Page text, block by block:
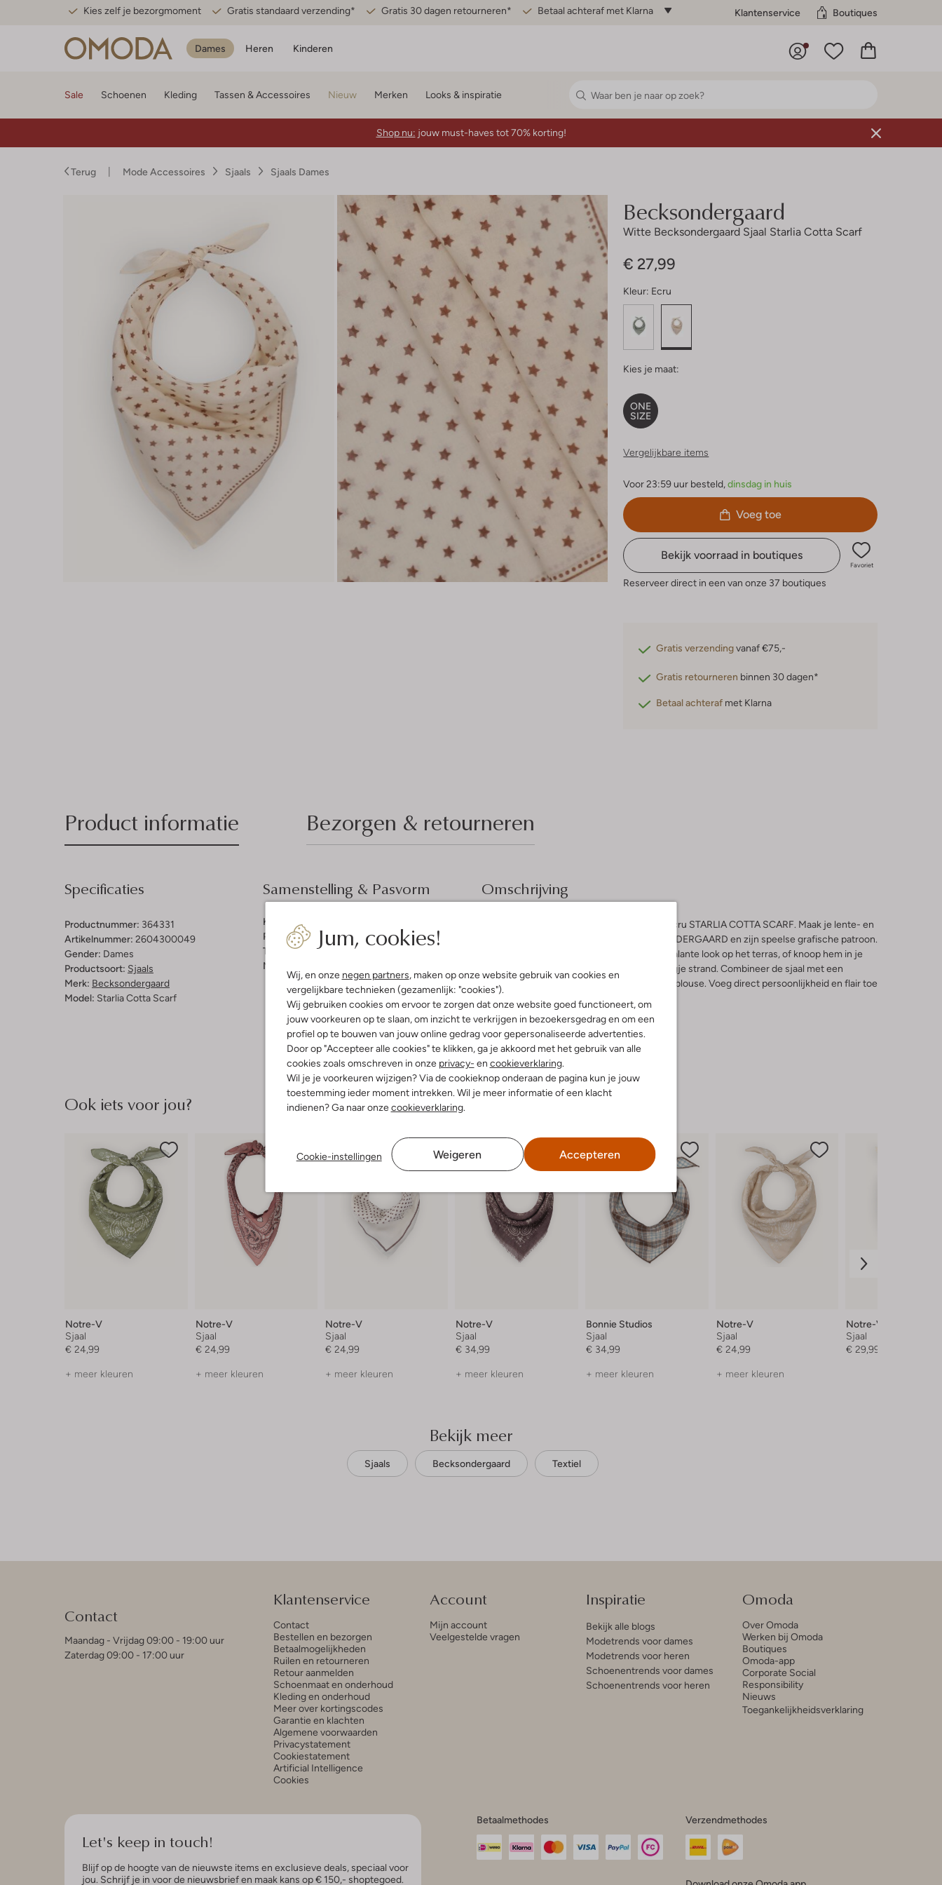
Kies zelf je bezorgmoment Gratis standaard verzending* Gratis 30 dagen retourneren* Betaal achteraf met Klarna Klantenservice Boutiques
Dames Heren Kinderen
Jum, cookies!
Wij, en onze negen partners, maken op onze website gebruik van cookies en
vergelijkbare technieken (gezamenlijk: "cookies").
Wij gebruiken cookies om ervoor te zorgen dat onze website goed functioneert, om
jouw voorkeuren op te slaan, om inzicht te verkrijgen in bezoekersgedrag en om een
profiel op te bouwen van jouw online gedrag voor gepersonaliseerde advertenties.
Door op "Accepteer alle cookies" te klikken, ga je akkoord met het gebruik van alle
cookies zoals omschreven in onze privacy- en cookieverklaring.
Wil je je voorkeuren wijzigen? Via de cookieknop onderaan de pagina kun je jouw
toestemming ieder moment intrekken. Wil je meer informatie of een klacht
indienen? Ga naar onzecookieverklaring.
Cookie-instellingen Weigeren Accepteren
Sale Schoenen Kleding Tassen & Accessoires Nieuw Merken Looks & inspiratie
Shop nu: jouw must-haves tot 70% korting!
Terug Mode Accessoires Sjaals Sjaals Dames
Becksondergaard
Witte Becksondergaard Sjaal Starlia Cotta Scarf
€ 27,99
Kleur: Ecru
Kies je maat:
ONE
SIZE
Vergelijkbare items
Voor 23:59 uur besteld, dinsdag in huis
Voeg toe
Bekijk voorraad in boutiques
Favoriet
Reserveer direct in een van onze 37 boutiques
Gratis verzendingvanaf €75,-
Gratis retourneren binnen 30 dagen*
Betaal achteraf met Klarna
Product informatie Bezorgen & retourneren
Specificaties
Productnummer: 364331
Artikelnummer: 2604300049
Gender: Dames
Productsoort: Sjaals
Merk: Becksondergaard
Model: Starlia Cotta Scarf
Samenstelling & Pasvorm
Kleur:
Print:
Grafisch
Trends:Retro Revival
Materiaal buitenkant:
Omschrijving
Geef je outfit een frisse uitstraling met de ecru STARLIA COTTA SCARF. Maak je lente- en
zomeroutfit af met deze sjaal van BECKSONDERGAARD en zijn speelse grafische patroon.
Draag hem losjes om je nek voor een nonchalante look op het terras, of knoop hem in je
haar voor een charmante stijl tijdens een dagje strand. Combineer de sjaal met een
luchtige zomerjurk of een eenvoudige witte blouse. Voeg direct persoonlijkheid en flair toe
aan elke damesgarderobe.
Ook iets voor jou?
Notre-V
Sjaal
€ 24,99
+ meer kleuren
Notre-V
Sjaal
€ 24,99
+ meer kleuren
Notre-V
Sjaal
€ 24,99
+ meer kleuren
Notre-V
Sjaal
€ 34,99
+ meer kleuren
Bonnie Studios
Sjaal
€ 34,99
+ meer kleuren
Notre-V
Sjaal
€ 24,99
+ meer kleuren
Notre-V
Sjaal
€ 29,99
Bekijk meer
Sjaals Becksondergaard Textiel
Contact
Maandag - Vrijdag 09:00 - 19:00 uur
Zaterdag 09:00 - 17:00 uur
Klantenservice
Contact
Bestellen en bezorgen
Betaalmogelijkheden
Ruilen en retourneren
Retour aanmelden
Schoenmaat en onderhoud
Kleding en onderhoud
Meer over kortingscodes
Garantie en klachten
Algemene voorwaarden
Privacystatement
Cookiestatement
Artificial Intelligence
Cookies
Account
Mijn account
Veelgestelde vragen
Inspiratie
Bekijk alle blogs
Modetrends voor dames
Modetrends voor heren
Schoenentrends voor dames
Schoenentrends voor heren
Omoda
Over Omoda
Werken bij Omoda
Boutiques
Omoda-app
Corporate Social
Responsibility
Nieuws
Toegankelijkheidsverklaring
Let's keep in touch!
Blijf op de hoogte van de nieuwste items en exclusieve deals, speciaal voor
jou. Schrijf je in voor de nieuwsbrief en maak kans op € 150,- shoptegoed.
Betaalmethodes Verzendmethodes